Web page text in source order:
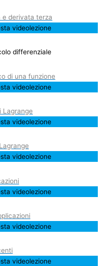
e derivata terza
videolezione
differenziale
di una funzione
videolezione
Lagrange
videolezione
videolezione
videolezione
videolezione
videolezione